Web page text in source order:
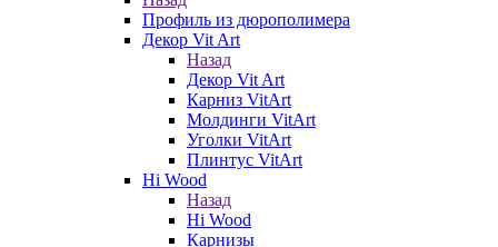
Профиль из дюрополимера
Декор Vit Art
Назад
Декор Vit Art
Карниз VitArt
Молдинги VitArt
Уголки VitArt
Плинтус VitArt
Hi Wood
Назад
Hi Wood
Карнизы